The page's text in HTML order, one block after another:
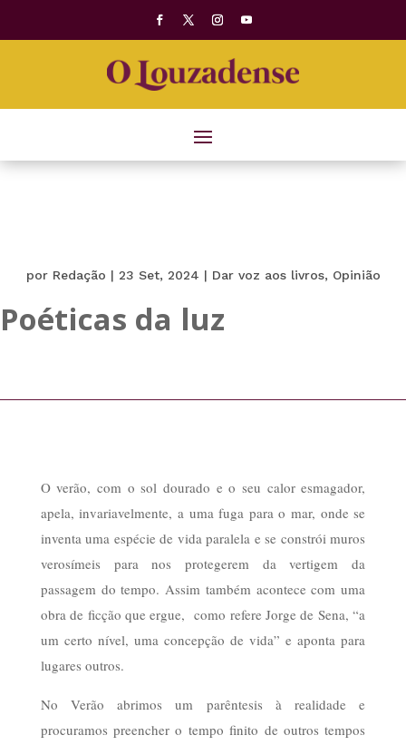
por Redação | 23 Set, 2024 | Dar voz aos livros, Opinião
Poéticas da luz
O verão, com o sol dourado e o seu calor esmagador,
apela, invariavelmente, a uma fuga para o mar, onde se
inventa uma espécie de vida paralela e se constrói muros
verosímeis para nos protegerem da vertigem da
passagem do tempo. Assim também acontece com uma
obra de ficção que ergue, como refere Jorge de Sena, “a
um certo nível, uma concepção de vida” e aponta para
lugares outros.
No Verão abrimos um parêntesis à realidade e
procuramos preencher o tempo finito de outros tempos